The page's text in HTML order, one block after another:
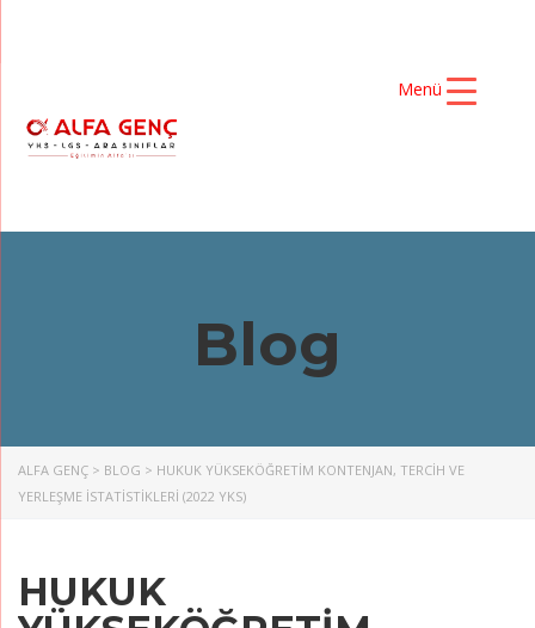
Menü
Blog
ALFA GENÇ > BLOG > HUKUK YÜKSEKÖĞRETIM KONTENJAN, TERCIH VE
YERLEŞME İSTATISTIKLERI (2022 YKS)
HUKUK